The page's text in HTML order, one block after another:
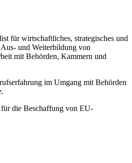
für wirtschaftliches, strategisches und
und Weiterbildung von
mit Behörden, Kammern und
im Umgang mit Behörden
die Beschaffung von EU-